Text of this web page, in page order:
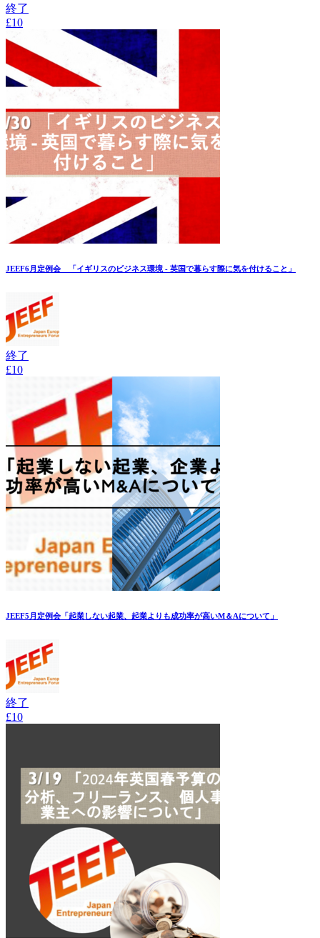
終了
£10
JEEF6月定例会 「イギリスのビジネス環境 - 英国で暮らす際に気を付けること」
終了
£10
JEEF5月定例会「起業しない起業、起業よりも成功率が高いM＆Aについて」
終了
£10